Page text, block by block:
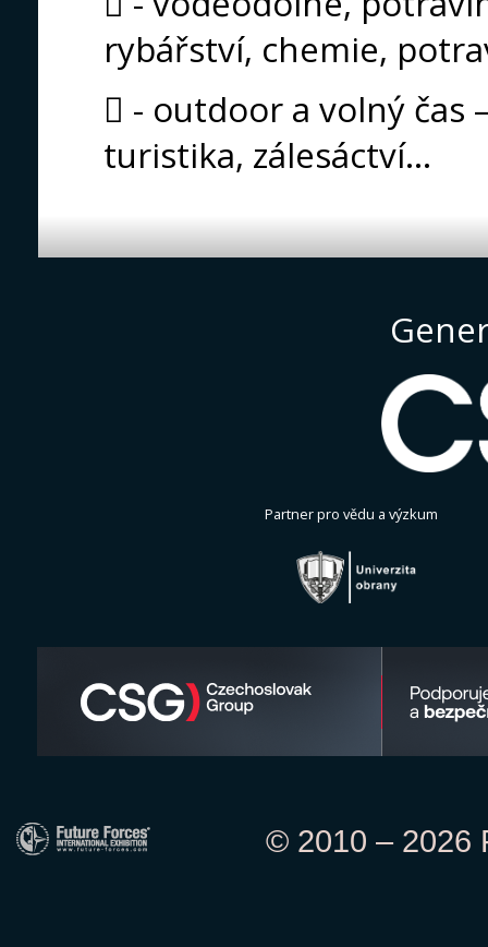
rybářství, chemie,
 - outdoor a volný čas
turistika, zálesáctví...
Partner pro vědu a výzkum
© 2010 – 2026